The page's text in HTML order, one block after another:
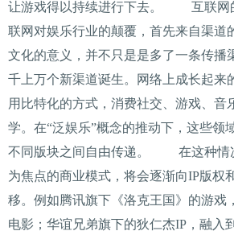
让游戏得以持续进行下去。 互联
联网对娱乐行业的颠覆，首先来自渠道
文化的意义，并不只是是多了一条传播
千上万个新渠道诞生。网络上成长起来
用比特化的方式，消费社交、游戏、音
学。在“泛娱乐”概念的推动下，这些领
不同版块之间自由传递。 在这种情
为焦点的商业模式，将会逐渐向IP版权
移。例如腾讯旗下《洛克王国》的游戏
电影；华谊兄弟旗下的狄仁杰IP，融入